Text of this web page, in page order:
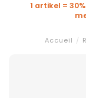
1 artikel =
Accueil /